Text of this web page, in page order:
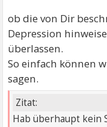
ob die von Dir
Depression
überlassen.
So einfach können
sagen.
Zitat:
Hab überhaupt kein